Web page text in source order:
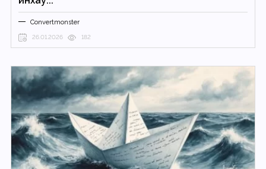
Convertmonster
26.01.2026 182